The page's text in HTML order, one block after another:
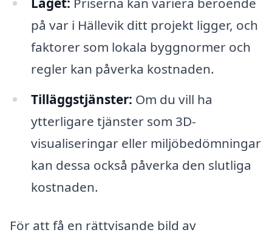
på var i Hällevik ditt projekt ligger, och
faktorer som lokala byggnormer och
regler kan påverka kostnaden.
Tilläggstjänster: Om du vill ha
ytterligare tjänster som 3D-
visualiseringar eller miljöbedömningar
kan dessa också påverka den slutliga
kostnaden.
För att få en rättvisande bild av